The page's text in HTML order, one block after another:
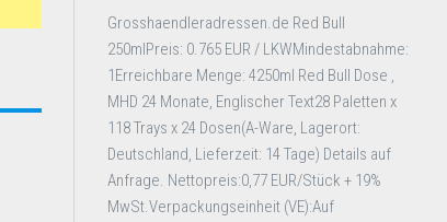
Grosshaendleradressen.de Red Bull
250mlPreis: 0.765 EUR / LKWMindestabnahme:
1Erreichbare Menge: 4250ml Red Bull Dose ,
MHD 24 Monate, Englischer Text28 Paletten x
118 Trays x 24 Dosen(A-Ware, Lagerort:
Deutschland, Lieferzeit: 14 Tage) Details auf
Anfrage. Nettopreis:0,77 EUR/Stück + 19%
MwSt.Verpackungseinheit (VE):Auf